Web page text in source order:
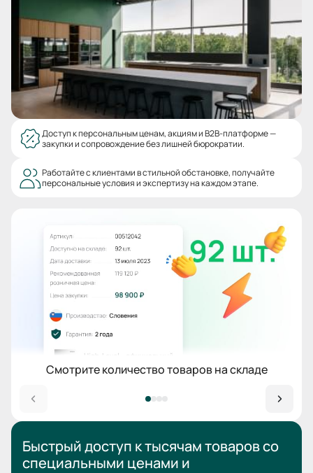
Доступ к персональным ценам, акциям и B2B-платформе —
закупки и сопровождение без лишней бюрократии.
Работайте с клиентами в стильной обстановке, получайте
персональные условия и экспертизу на каждом этапе.
Смотрите количество товаров на складе
Быстрый доступ к тысячам товаровсо
специальными ценами и